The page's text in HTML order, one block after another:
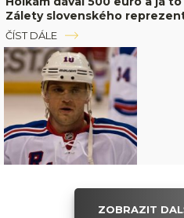
Zálety slovenského
ČÍST DÁLE
ZOBRAZIT